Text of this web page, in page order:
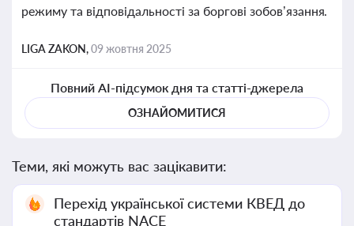
режиму та відповідальності за боргові зобов’язання.
LIGA ZAKON,09 жовтня 2025
Повний AI-підсумок дня та статті-джерела
ОЗНАЙОМИТИСЯ
Теми, які можуть вас зацікавити:
Перехід української системи КВЕД до
стандартів NACE